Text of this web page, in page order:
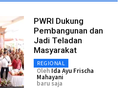
PWRI Dukung
Pembangunan dan
Jadi Teladan
Masyarakat
REGIONAL
Oleh Ida Ayu Frischa
Mahayani
baru saja